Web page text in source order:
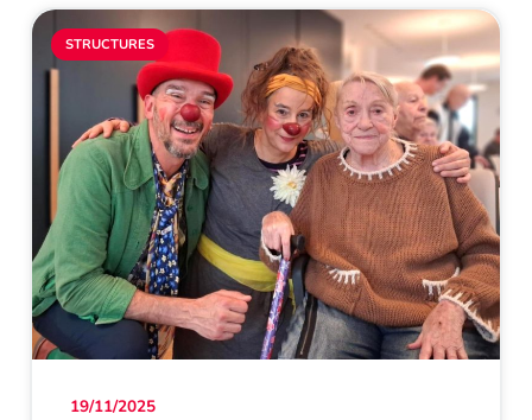
STRUCTURES
19/11/2025